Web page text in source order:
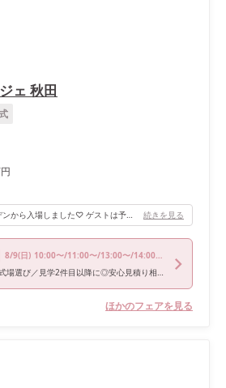
ェ 秋田
披露宴会場に繋がるガーデンから入場しました♡ ゲストは予想していなかったようでプチサプライズができます！ また、お色直しは階段からの入場にしました。 色んなパターンの入場ができるので、自分の好きな演出ができると思います！ 続きを見る
8/9(日) 10:00〜/11:00〜/13:00〜/14:00〜/16:00〜
＼後悔のない式場選び／見学2件目以降に◎安心見積り相談フェア
ほかのフェアを見る